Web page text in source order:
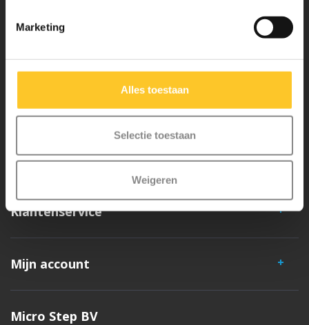
Marketing
Alles toestaan
Selectie toestaan
Weigeren
Micro Mobility is de uitvinder van de compacte vouwstep en de
iconische 3-wielige step. Al onze steps worden met veel aandacht en
liefde in Zwitserland ontwikkeld. Ze zijn uitgebreid getest op
Klantenservice
Mijn account
Micro Step BV